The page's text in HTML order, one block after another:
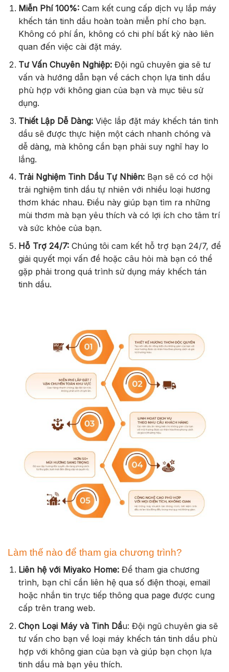
Miễn Phí 100%:Cam kết cung cấp dịch vụ lắp máy
khếch tán tinh dầu hoàn toàn miễn phí cho bạn.
Không có phí ẩn, không có chi phí bất kỳ nào liên
quan đến việc cài đặt máy.
Tư Vấn Chuyên Nghiệp:Đội ngũ chuyên gia sẽ tư
vấn và hướng dẫn bạn về cách chọn lựa tinh dầu
phù hợp với không gian của bạn và mục tiêu sử
dụng.
Thiết Lập Dễ Dàng:Việc lắp đặt máy khếch tán tinh
dầu sẽ được thực hiện một cách nhanh chóng và
dễ dàng, mà không cần bạn phải suy nghĩ hay lo
lắng.
Trải Nghiệm Tinh Dầu Tự Nhiên:Bạn sẽ có cơ hội
trải nghiệm tinh dầu tự nhiên với nhiều loại hương
thơm khác nhau. Điều này giúp bạn tìm ra những
mùi thơm mà bạn yêu thích và có lợi ích cho tâm trí
và sức khỏe của bạn.
Hỗ Trợ 24/7:Chúng tôi cam kết hỗ trợ bạn 24/7, để
giải quyết mọi vấn đề hoặc câu hỏi mà bạn có thể
gặp phải trong quá trình sử dụng máy khếch tán
tinh dầu.
Làm thế nào để tham gia chương trình?
Liên hệ với Miyako Home:Để tham gia chương
trình, bạn chỉ cần liên hệ qua số điện thoại, email
hoặc nhắn tin trực tiếp thông qua page được cung
cấp trên trang web.
Chọn Loại Máy và Tinh Dầu: Đội ngũ chuyên gia sẽ
tư vấn cho bạn về loại máy khếch tán tinh dầu phù
hợp với không gian của bạn và giúp bạn chọn lựa
tinh dầu mà bạn yêu thích.